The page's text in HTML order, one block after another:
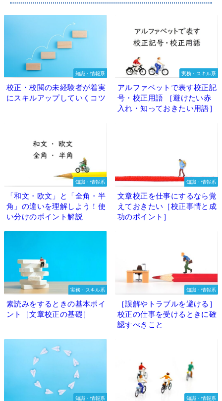
知識・情報系
校正・校閲の未経験者が着実
にスキルアップしていくコツ
実務・スキル系
アルファベットで表す校正記
号・校正用語 ［避けたい赤
入れ・知っておきたい用語］
知識・情報系
「和文・欧文」と「全角・半
角」の違いを理解しよう！使
い分けのポイント解説
知識・情報系
文章校正を仕事にするなら覚
えておきたい［校正事情と成
功のポイント］
実務・スキル系
素読みをするときの基本ポイ
ント［文章校正の基礎］
知識・情報系
［誤解やトラブルを避ける］
校正の仕事を受けるときに確
認すべきこと
知識・情報系 知識・情報系